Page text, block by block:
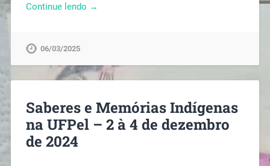
Continue lendo →
06/03/2025
Saberes e Memórias Indígenas
na UFPel – 2 à 4 de dezembro
de 2024